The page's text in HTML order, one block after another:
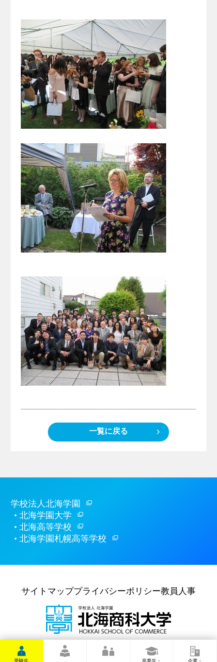
一覧に戻る
学校法人北海学園
北海学園大学
北海高等学校
北海学園札幌高等学校
サイトマッププライバシーポリシー教員人事
〒062-8607 札幌市豊平区
豊平6条6丁目10番
(011)841-1161